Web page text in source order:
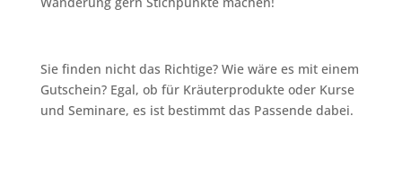
Sie finden nicht das Richtige? Wie wäre es mit einem
Gutschein? Egal, ob für Kräuterprodukte oder Kurse
und Seminare, es ist bestimmt das Passende dabei.